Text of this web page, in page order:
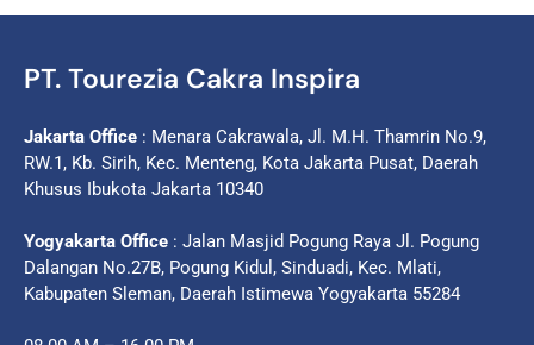
PT. Tourezia Cakra Inspira
Jakarta Office : Menara Cakrawala, Jl. M.H. Thamrin No.9,
RW.1, Kb. Sirih, Kec. Menteng, Kota Jakarta Pusat, Daerah
Khusus Ibukota Jakarta 10340
Yogyakarta Office : Jalan Masjid Pogung Raya Jl. Pogung
Dalangan No.27B, Pogung Kidul, Sinduadi, Kec. Mlati,
Kabupaten Sleman, Daerah Istimewa Yogyakarta 55284